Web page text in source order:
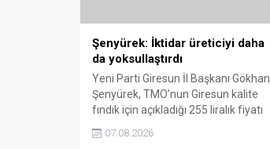
Şenyürek: İktidar üreticiyi daha
da yoksullaştırdı
Yeni Parti Giresun İl Başkanı Gökhan
Şenyürek, TMO’nun Giresun kalite
fındık için açıkladığı 255 liralık fiyatı
Artışın yıllık enflasyonun altında
07.08.2026